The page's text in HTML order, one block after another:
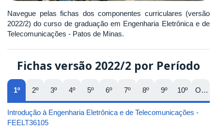
Navegue pelas fichas dos componentes curriculares (versão
2022/2) do curso de graduação em Engenharia Eletrônica e de
Telecomunicações - Patos de Minas.
Fichas versão 2022/2 por Período
1º
Introdução à Engenharia Eletrônica e de Telecomunicações -
FEELT36105
2º 3º 4º 5º 6º 7º 8º 9º 10º Opt